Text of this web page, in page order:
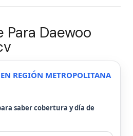
Para Daewoo
REGIÓN METROPOLITANA
saber cobertura y día de